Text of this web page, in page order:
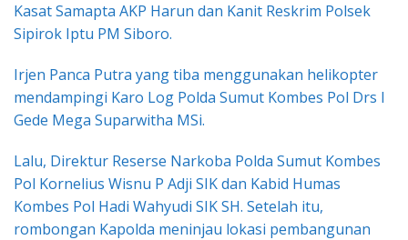
Kasat Samapta AKP Harun dan Kanit Reskrim Polsek
Sipirok Iptu PM Siboro.
Irjen Panca Putra yang tiba menggunakan helikopter
mendampingi Karo Log Polda Sumut Kombes Pol Drs I
Gede Mega Suparwitha MSi.
Lalu, Direktur Reserse Narkoba Polda Sumut Kombes
Pol Kornelius Wisnu P Adji SIK dan Kabid Humas
Kombes Pol Hadi Wahyudi SIK SH. Setelah itu,
rombongan Kapolda meninjau lokasi pembangunan